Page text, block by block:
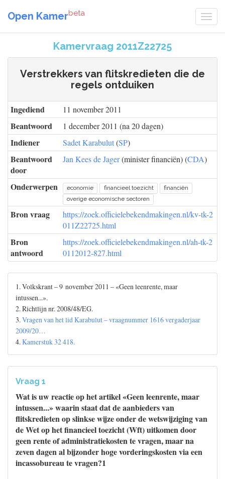
Open Kamerbeta
Kamervraag 2011Z22725
Verstrekkers van flitskredieten die de
regels ontduiken
Ingediend 11 november 2011
Beantwoord 1 december 2011 (na 20 dagen)
Indiener Sadet Karabulut(SP)
Beantwoord
door
Jan Kees de Jager(minister financiën) (CDA)
Onderwerpen economie financieel toezicht
financiën
overige economische sectoren
Bron vraag
https://zoek.officielebekendmakingen.nl/kv-tk-2
011Z22725.html
Bron
antwoord
https://zoek.officielebekendmakingen.nl/ah-tk-2
0112012-827.html
1. Volkskrant – 9 november 2011 – «Geen leenrente, maar
intussen...».
2. Richtlijn nr. 2008/48/EG.
3.Vragen van het lid Karabulut – vraagnummer 1616 vergaderjaar
2009/20…
4.Kamerstuk 32 418.
Vraag 1
Wat is uw reactie op het artikel «Geen leenrente, maar
intussen...» waarin staat dat de aanbieders van
flitskredieten op slinkse wijze onder de wetswijziging van
de Wet op het financieel toezicht (Wft) uitkomen door
geen rente of administratiekosten te vragen, maar na
zeven dagen al bijzonder hoge vorderingskosten via een
incassobureau te vragen?1